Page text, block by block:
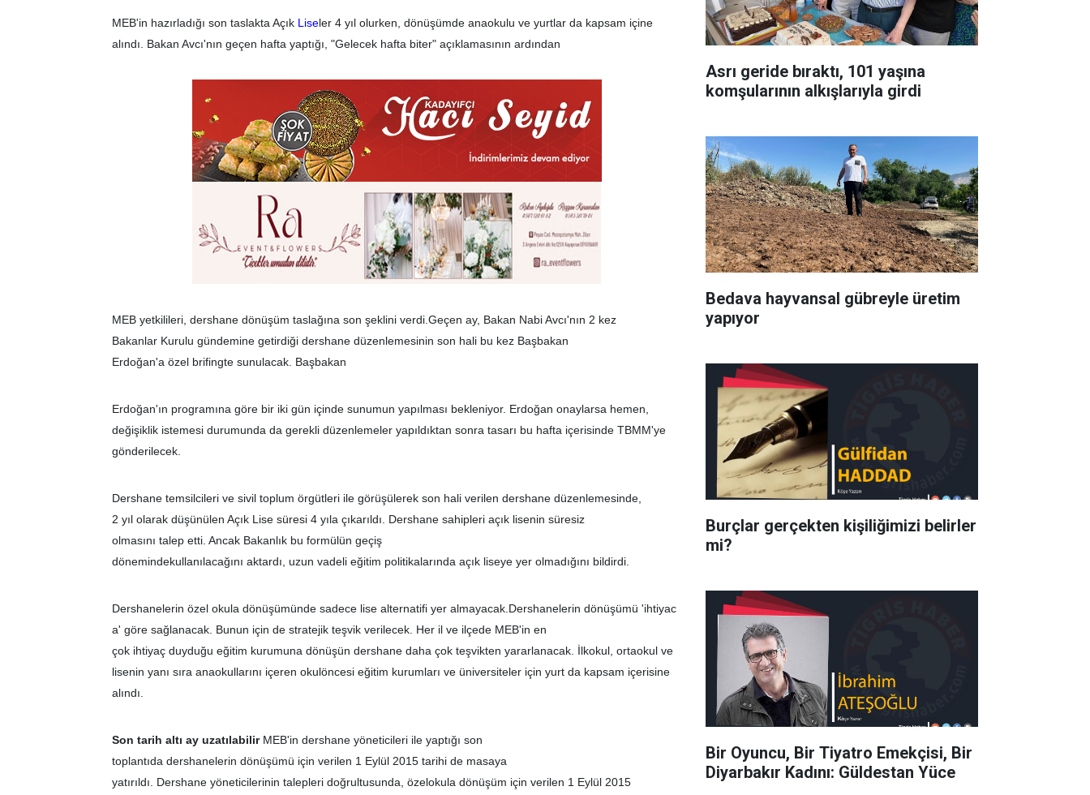
MEB'in hazırladığı son taslakta Açık Liseler 4 yıl olurken, dönüşümde anaokulu ve yurtlar da kapsam içine
alındı. Bakan Avcı'nın geçen hafta yaptığı, "Gelecek hafta biter" açıklamasının ardından
MEB yetkilileri, dershane dönüşüm taslağına son şeklini verdi.Geçen ay, Bakan Nabi Avcı'nın 2 kez
Bakanlar Kurulu gündemine getirdiği dershane düzenlemesinin son hali bu kez Başbakan
Erdoğan'a özel brifingte sunulacak. Başbakan
Erdoğan'ın programına göre bir iki gün içinde sunumun yapılması bekleniyor. Erdoğan onaylarsa hemen,
değişiklik istemesi durumunda da gerekli düzenlemeler yapıldıktan sonra tasarı bu hafta içerisinde TBMM'ye
gönderilecek.
Dershane temsilcileri ve sivil toplum örgütleri ile görüşülerek son hali verilen dershane düzenlemesinde,
2 yıl olarak düşünülen Açık Lise süresi 4 yıla çıkarıldı. Dershane sahipleri açık lisenin süresiz
olmasını talep etti. Ancak Bakanlık bu formülün geçiş
dönemindekullanılacağını aktardı, uzun vadeli eğitim politikalarında açık liseye yer olmadığını bildirdi.
Dershanelerin özel okula dönüşümünde sadece lise alternatifi yer almayacak.Dershanelerin dönüşümü 'ihtiyac
a' göre sağlanacak. Bunun için de stratejik teşvik verilecek. Her il ve ilçede MEB'in en
çok ihtiyaç duyduğu eğitim kurumuna dönüşün dershane daha çok teşvikten yararlanacak. İlkokul, ortaokul ve
lisenin yanı sıra anaokullarını içeren okulöncesi eğitim kurumları ve üniversiteler için yurt da kapsam içerisine
alındı.
Son tarih altı ay uzatılabilirMEB'in dershane yöneticileri ile yaptığı son
toplantıda dershanelerin dönüşümü için verilen 1 Eylül 2015 tarihi de masaya
yatırıldı. Dershane yöneticilerinin talepleri doğrultusunda, özelokula dönüşüm için verilen 1 Eylül 2015
Asrı geride bıraktı, 101 yaşına
komşularının alkışlarıyla girdi
Bedava hayvansal gübreyle üretim
yapıyor
Burçlar gerçekten kişiliğimizi belirler
mi?
Bir Oyuncu, Bir Tiyatro Emekçisi, Bir
Diyarbakır Kadını: Güldestan Yüce